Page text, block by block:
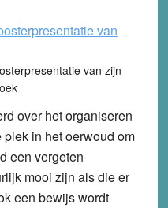
van zijn
over het organiseren
in het oerwoud om
een vergeten
mooi zijn als die er
een bewijs wordt